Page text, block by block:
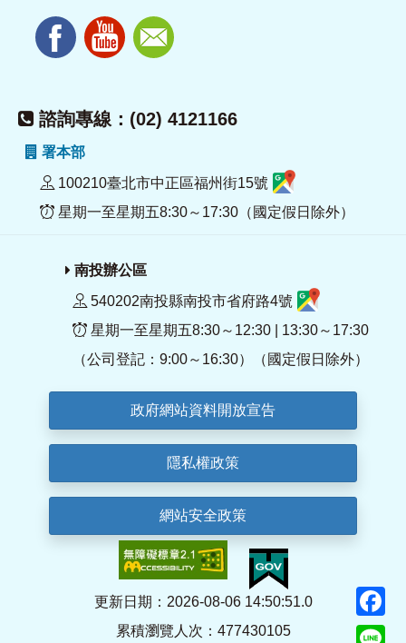
諮詢專線：(02) 4121166
署本部
100210臺北市中正區福州街15號
星期一至星期五8:30～17:30（國定假日除外）
南投辦公區
540202南投縣南投市省府路4號
星期一至星期五8:30～12:30 | 13:30～17:30
（公司登記：9:00～16:30）（國定假日除外）
政府網站資料開放宣告
隱私權政策
網站安全政策
更新日期：2026-08-06 14:50:51.0
累積瀏覽人次：477430105